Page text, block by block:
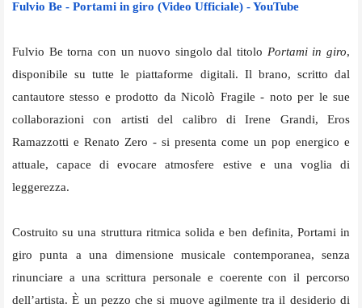
Fulvio Be - Portami in giro (Video Ufficiale) - YouTube
Fulvio Be torna con un nuovo singolo dal titolo Portami in giro,
disponibile su tutte le piattaforme digitali. Il brano, scritto dal
cantautore stesso e prodotto da Nicolò Fragile - noto per le sue
collaborazioni con artisti del calibro di Irene Grandi, Eros
Ramazzotti e Renato Zero - si presenta come un pop energico e
attuale, capace di evocare atmosfere estive e una voglia di
leggerezza.
Costruito su una struttura ritmica solida e ben definita, Portami in
giro punta a una dimensione musicale contemporanea, senza
rinunciare a una scrittura personale e coerente con il percorso
dell’artista. È un pezzo che si muove agilmente tra il desiderio di